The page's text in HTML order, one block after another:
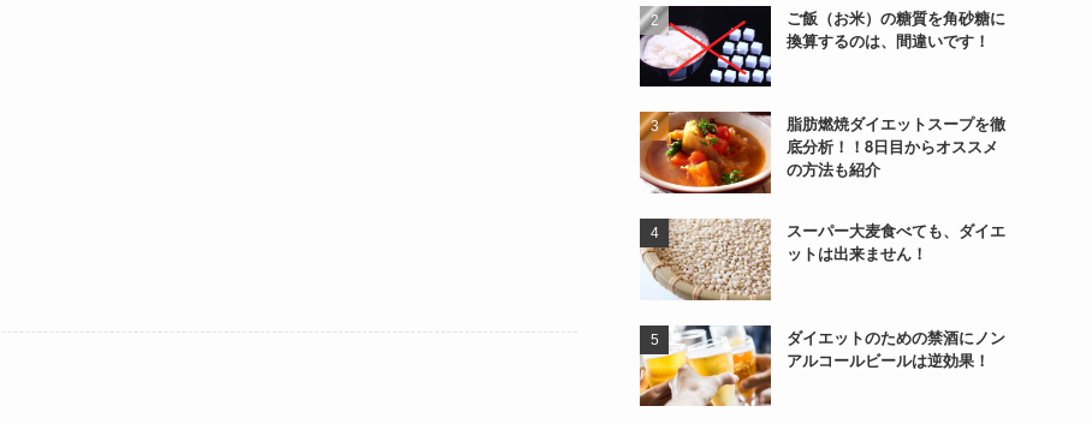
ご飯（お米）の糖質を角砂糖に
換算するのは、間違いです！
脂肪燃焼ダイエットスープを徹
底分析！！8日目からオススメ
の方法も紹介
スーパー大麦食べても、ダイエ
ットは出来ません！
ダイエットのための禁酒にノン
アルコールビールは逆効果！